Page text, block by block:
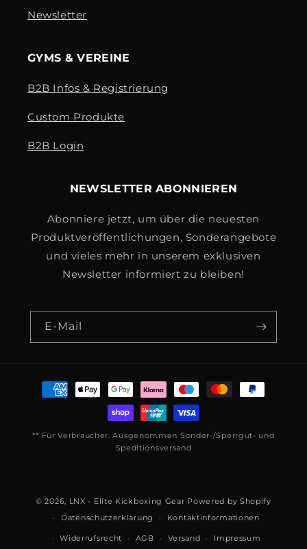
Newsletter
GYMS & VEREINE
B2B Infos & Registrierung
Custom Produkte
B2B Login
NEWSLETTER ABONNIEREN
Abonniere jetzt, um über die neuesten
Produktveröffentlichungen, Sonderangebote
und vieles mehr in unserem exklusiven
Newsletter informiert zu bleiben!
E-Mail
Zahlungsmethoden
** Für Verbraucher. Ausgenommen Sonder-/Sperrgut- und
Speditionsversand
© 2026, LNX - Elite Kickboxing Gear Powered by Shopify
Datenschutzerklärung
Kontaktinformationen
Widerrufsrecht AGB Versand Impressum